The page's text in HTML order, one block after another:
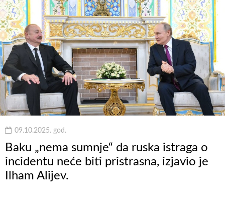
09.10.2025. god.
Baku „nema sumnje“ da ruska istraga o
incidentu neće biti pristrasna, izjavio je
Ilham Alijev.